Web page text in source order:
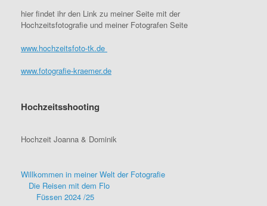
hier findet ihr den Link zu meiner Seite mit der
Hochzeitsfotografie und meiner Fotografen Seite
www.hochzeitsfoto-tk.de
www.fotografie-kraemer.de
Hochzeitsshooting
Hochzeit Joanna & Dominik
Willkommen in meiner Welt der Fotografie
Die Reisen mit dem Flo
Füssen 2024 /25